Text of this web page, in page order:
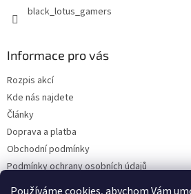
black_lotus_gamers
Informace pro vás
Rozpis akcí
Kde nás najdete
Články
Doprava a platba
Obchodní podmínky
Podmínky ochrany osobních údajů
Bonusový program - kredity